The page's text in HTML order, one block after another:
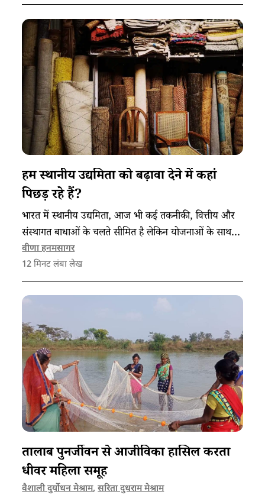
हम स्थानीय उद्यमिता को बढ़ावा देने में कहां
पिछड़ रहे हैं?
भारत में स्थानीय उद्यमिता, आज भी कई तकनीकी, वित्तीय और
संस्थागत बाधाओं के चलते सीमित है लेकिन योजनाओं के साथ-
साथ इससे जुड़ी समझ को बढ़ाने पर काम कर स्थिति को बेहतर
बनाया जा सकता है।
वीणा हनमसागर
12 मिनट लंबा लेख
तालाब पुनर्जीवन से आजीविका हासिल करता
धीवर महिला समूह
वैशाली दुर्योधन मेश्राम,सरिता दुधराम मेश्राम